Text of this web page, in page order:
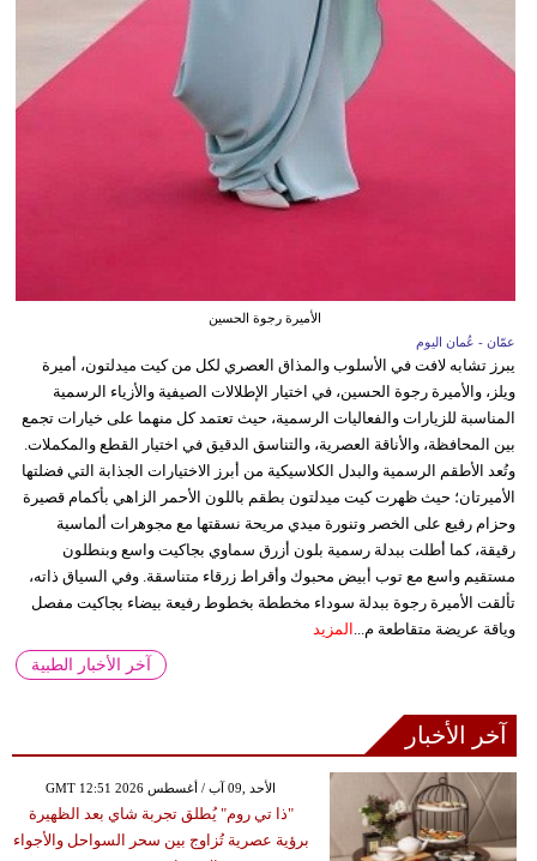
الأميرة رجوة الحسين
عمّان - عُمان اليوم
يبرز تشابه لافت في الأسلوب والمذاق العصري لكل من كيت ميدلتون، أميرة
ويلز، والأميرة رجوة الحسين، في اختيار الإطلالات الصيفية والأزياء الرسمية
المناسبة للزيارات والفعاليات الرسمية، حيث تعتمد كل منهما على خيارات تجمع
بين المحافظة، والأناقة العصرية، والتناسق الدقيق في اختيار القطع والمكملات.
وتُعد الأطقم الرسمية والبدل الكلاسيكية من أبرز الاختيارات الجذابة التي فضلتها
الأميرتان؛ حيث ظهرت كيت ميدلتون بطقم باللون الأحمر الزاهي بأكمام قصيرة
وحزام رفيع على الخصر وتنورة ميدي مريحة نسقتها مع مجوهرات ألماسية
رقيقة، كما أطلت ببدلة رسمية بلون أزرق سماوي بجاكيت واسع وبنطلون
مستقيم واسع مع توب أبيض محبوك وأقراط زرقاء متناسقة. وفي السياق ذاته،
تألقت الأميرة رجوة ببدلة سوداء مخططة بخطوط رفيعة بيضاء بجاكيت مفصل
وياقة عريضة متقاطعة م... المزيد
آخر الأخبار الطبية
آخر الأخبار
GMT 12:51 2026 الأحد ,09 آب / أغسطس
"ذا تي روم" يُطلق تجربة شاي بعد الظهيرة
برؤية عصرية تُزاوج بين سحر السواحل والأجواء